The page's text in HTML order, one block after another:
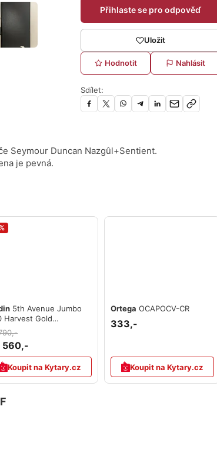
Přihlaste se pro odpověď
Uložit
Hodnotit Nahlásit
Sdílet:
Seymour Duncan Nazgûl+Sentient.
je pevná.
5th Avenue Jumbo
Harvest Gold
560,-
Koupit na Kytary.cz
Ortega OCAPOCV-CR
333,-
Koupit na Kytary.cz